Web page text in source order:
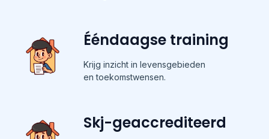
Ééndaagse training
Krijg inzicht in levensgebieden
en toekomstwensen.
Skj-geaccrediteerd